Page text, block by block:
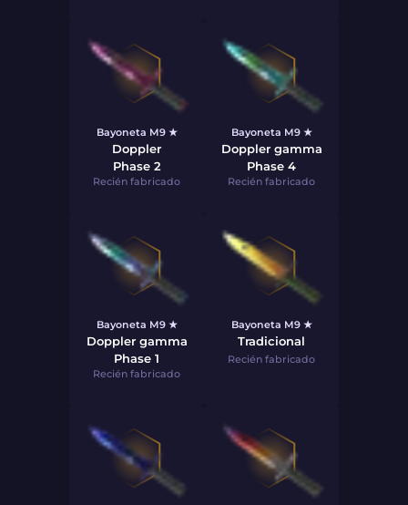
Bayoneta M9 ★
Doppler
Phase 2
Recién fabricado
Bayoneta M9 ★
Doppler gamma
Phase 4
Recién fabricado
Bayoneta M9 ★
Doppler gamma
Phase 1
Recién fabricado
Bayoneta M9 ★
Tradicional
Recién fabricado